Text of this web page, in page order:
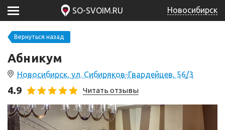
SO-SVOIM.RU Новосибирск
Вернуться назад
Абникум
Новосибирск, ул. Сибиряков-Гвардейцев, 56/3
4.9 Читать отзывы